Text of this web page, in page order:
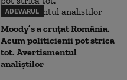
ADEVARUL
Moody’s a cruțat România.
Acum politicienii pot strica
tot. Avertismentul
analiștilor